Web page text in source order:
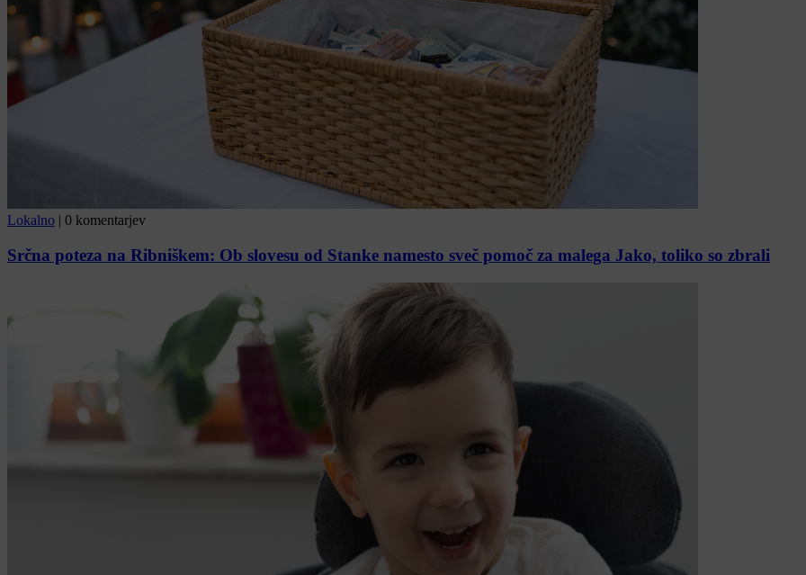
Lokalno 0 komentarjev
Srčna poteza na Ribniškem: Ob slovesu od Stanke namesto sveč pomoč za malega Jako, toliko so zbrali